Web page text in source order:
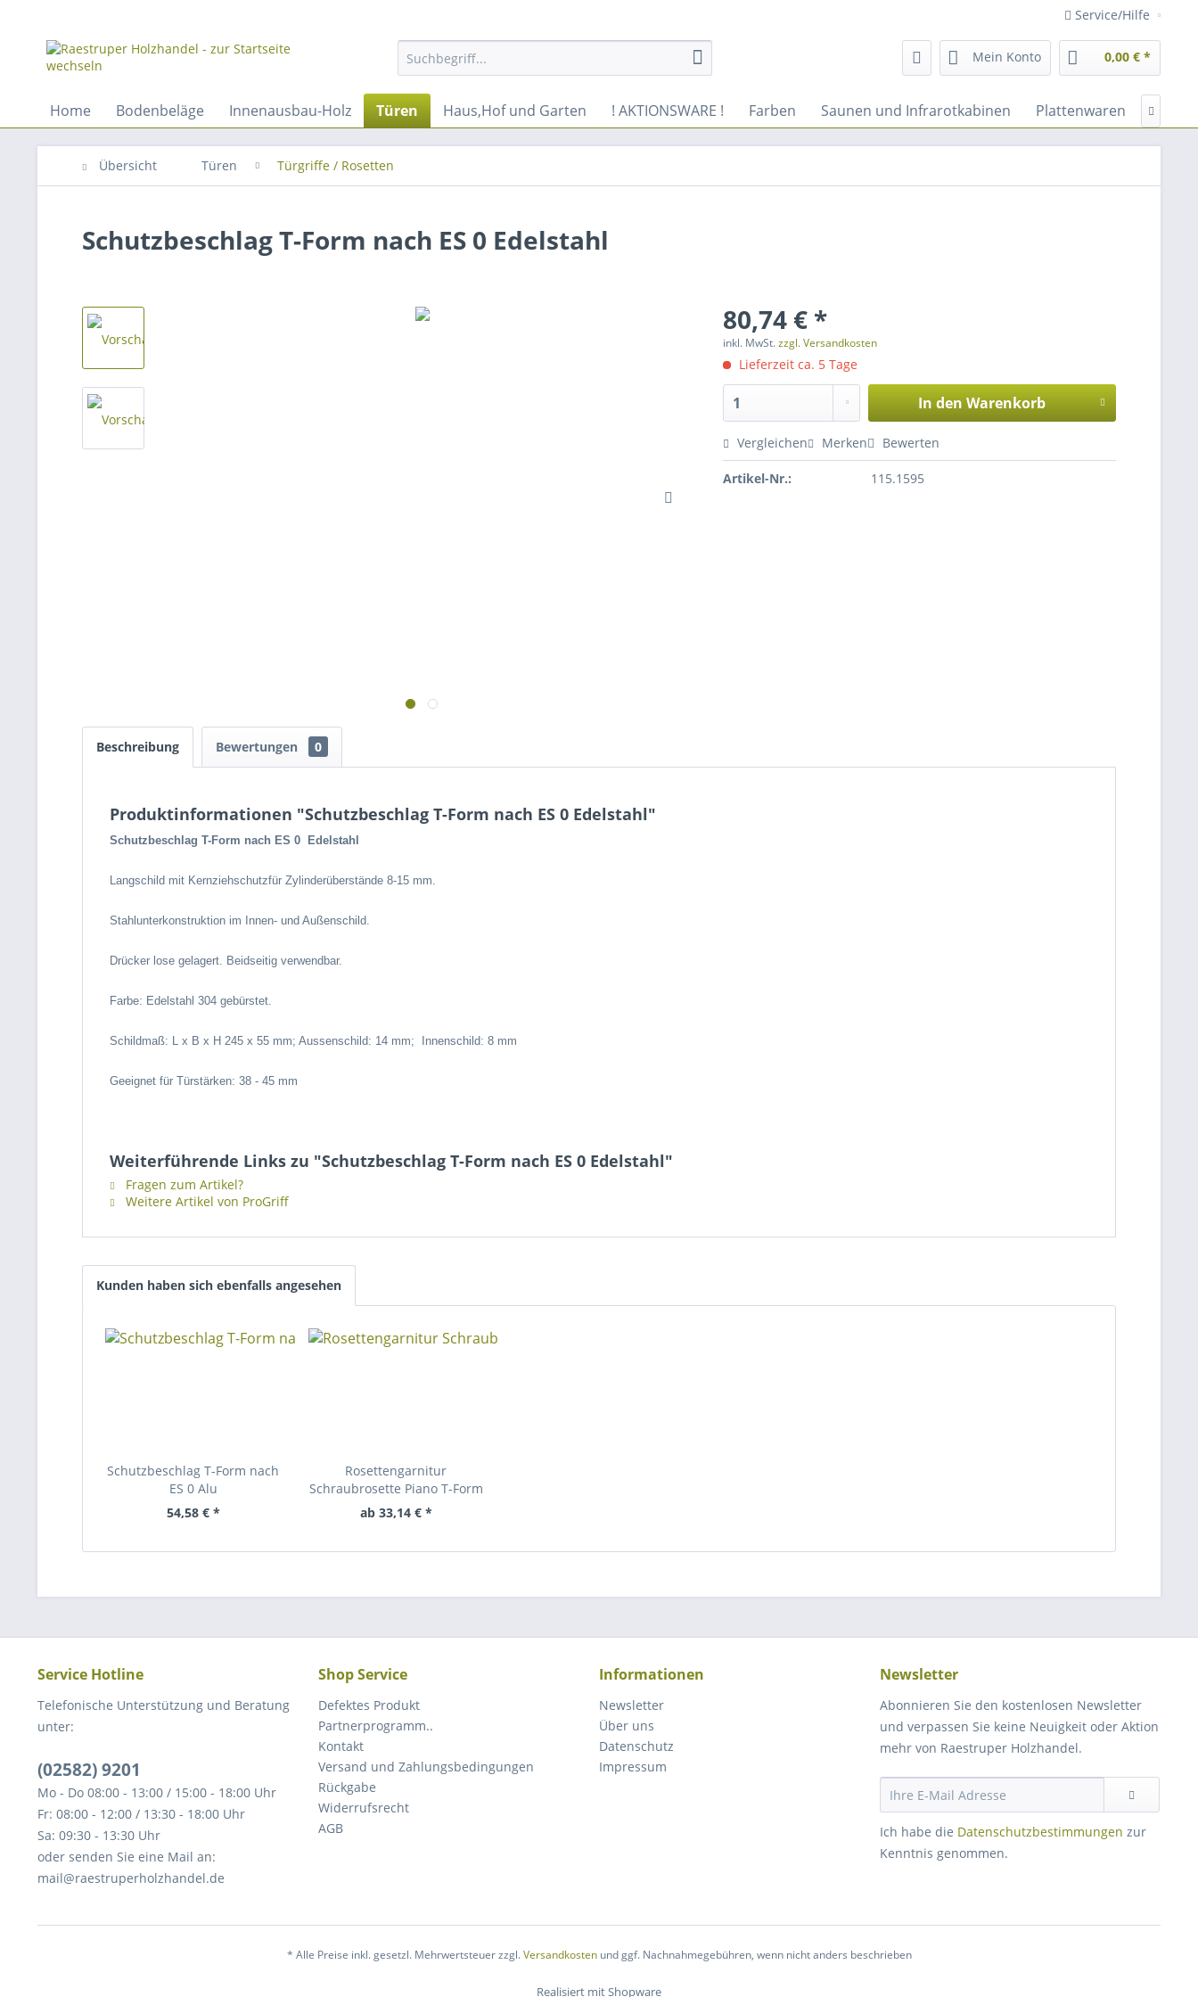
Service/Hilfe
Mein Konto 0,00 € *
Home Bodenbeläge Innenausbau-Holz Türen Haus,Hof und Garten ! AKTIONSWARE ! Farben Saunen und Infrarotkabinen Plattenwaren 
Übersicht Türen Türgriffe / Rosetten
Schutzbeschlag T-Form nach ES 0 Edelstahl
80,74 € *
inkl. MwSt.zzgl. Versandkosten
Lieferzeit ca. 5 Tage
In den Warenkorb
Vergleichen Merken Bewerten
Artikel-Nr.: 115.1595
Beschreibung Bewertungen 0
Produktinformationen "Schutzbeschlag T-Form nach ES 0 Edelstahl"
Schutzbeschlag T-Form nach ES 0 Edelstahl
Langschild mit Kernziehschutzfür Zylinderüberstände 8-15 mm.
Stahlunterkonstruktion im Innen- und Außenschild.
Drücker lose gelagert. Beidseitig verwendbar.
Farbe: Edelstahl 304 gebürstet.
Schildmaß: L x B x H 245 x 55 mm; Aussenschild: 14 mm; Innenschild: 8 mm
Geeignet für Türstärken: 38 - 45 mm
Weiterführende Links zu "Schutzbeschlag T-Form nach ES 0 Edelstahl"
Fragen zum Artikel?
Weitere Artikel von ProGriff
Kunden haben sich ebenfalls angesehen
Schutzbeschlag T-Form nach
ES 0 Alu
54,58 € *
Rosettengarnitur
Schraubrosette Piano T-Form
ab 33,14 € *
Service Hotline
Telefonische Unterstützung und Beratung
unter:
(02582) 9201
Mo - Do 08:00 - 13:00 / 15:00 - 18:00 Uhr
Fr: 08:00 - 12:00 / 13:30 - 18:00 Uhr
Sa: 09:30 - 13:30 Uhr
oder senden Sie eine Mail an:
mail@raestruperholzhandel.de
Shop Service
Defektes Produkt
Partnerprogramm..
Kontakt
Versand und Zahlungsbedingungen
Rückgabe
Widerrufsrecht
AGB
Informationen
Newsletter
Über uns
Datenschutz
Impressum
Newsletter
Abonnieren Sie den kostenlosen Newsletter
und verpassen Sie keine Neuigkeit oder Aktion
mehr von Raestruper Holzhandel.
Ich habe die Datenschutzbestimmungen zur
Kenntnis genommen.
* Alle Preise inkl. gesetzl. Mehrwertsteuer zzgl.Versandkostenund ggf. Nachnahmegebühren, wenn nicht anders beschrieben
Realisiert mit Shopware